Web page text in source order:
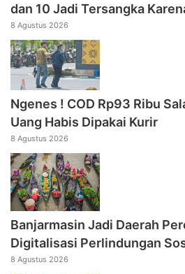
dan 10 Jadi Tersangka
8 Agustus 2026
Ngenes ! COD Rp93 Ribu
Uang Habis Dipakai Kurir
8 Agustus 2026
Banjarmasin Jadi Daerah
Digitalisasi Perlindungan
8 Agustus 2026